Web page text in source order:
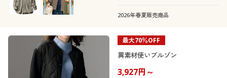
2026年春夏販売商品
最大70％OFF
異素材使いブルゾン
3,927円～